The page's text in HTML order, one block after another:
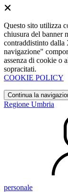
Questo sito utilizza
chiusura del banner
contraddistinto dalla
navigazione"
assenza di cookie o
sopracitati.
COOKIE POLICY
Continua la
Regione Umbria
personale